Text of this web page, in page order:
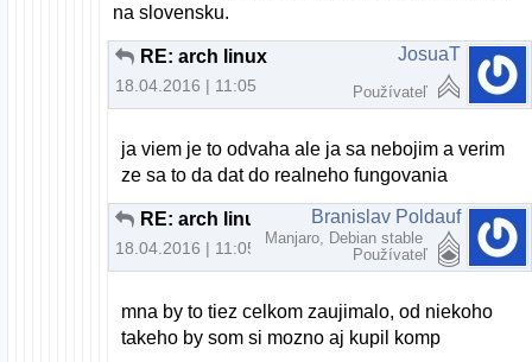
na slovensku.
RE: arch linux
18.04.2016 | 11:05
JosuaT
Používateľ
ja viem je to odvaha ale ja sa nebojim a verim
ze sa to da dat do realneho fungovania
RE: arch linux
18.04.2016 | 11:05
Branislav Poldauf
Manjaro, Debian stable
Používateľ
mna by to tiez celkom zaujimalo, od niekoho
takeho by som si mozno aj kupil komp